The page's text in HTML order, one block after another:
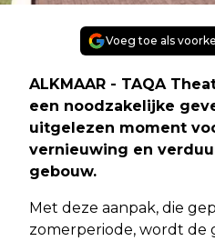
Voeg toe als
ALKMAAR - TAQA
een noodzakelijke
uitgelezen moment
vernieuwing en
gebouw.
Met deze aanpak, die
zomerperiode, wordt de